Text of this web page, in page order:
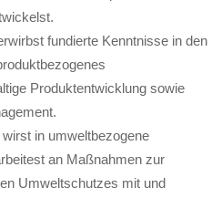
fundierte Kenntnisse in den
Produktentwicklung sowie
wirst in umweltbezogene
an Maßnahmen zur
Umweltschutzes mit und